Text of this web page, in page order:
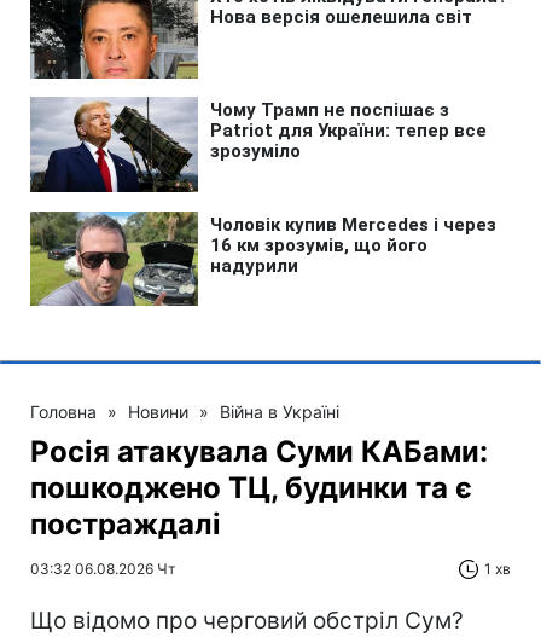
Головна » Новини » Війна в Україні
Росія атакувала Суми КАБами:
пошкоджено ТЦ, будинки та є
постраждалі
03:32 06.08.2026 Чт 1 хв
Що відомо про черговий обстріл Сум?